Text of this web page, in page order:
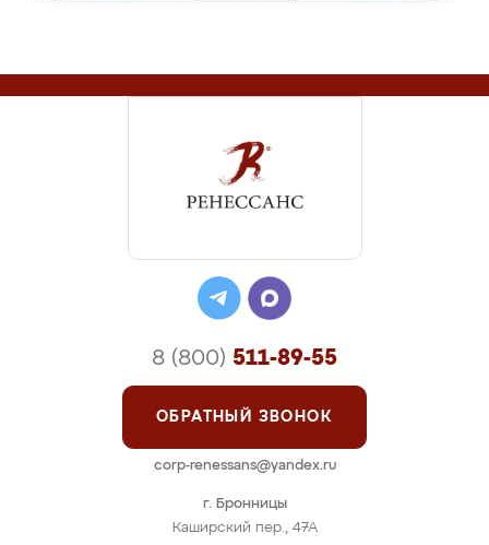
г. Бронницы
Каширский пер., 47А
8 (800) 511-89-55
ОБРАТНЫЙ ЗВОНОК
corp-renessans@yandex.ru